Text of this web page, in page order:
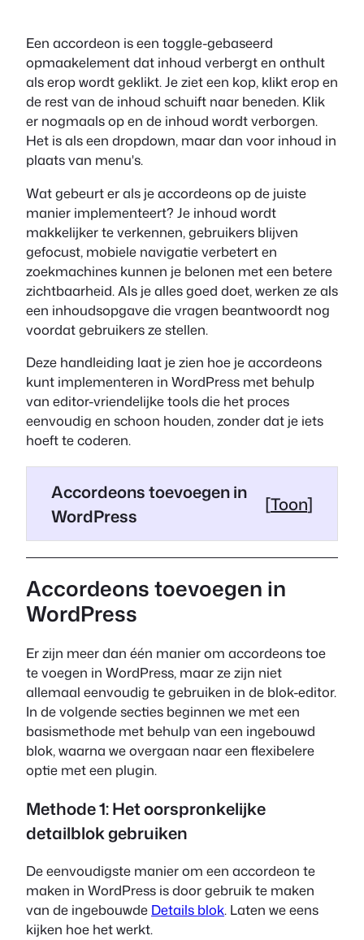
Een accordeon is een toggle-gebaseerd
opmaakelement dat inhoud verbergt en onthult
als erop wordt geklikt. Je ziet een kop, klikt erop en
de rest van de inhoud schuift naar beneden. Klik
er nogmaals op en de inhoud wordt verborgen.
Het is als een dropdown, maar dan voor inhoud in
plaats van menu's.
Wat gebeurt er als je accordeons op de juiste
manier implementeert? Je inhoud wordt
makkelijker te verkennen, gebruikers blijven
gefocust, mobiele navigatie verbetert en
zoekmachines kunnen je belonen met een betere
zichtbaarheid. Als je alles goed doet, werken ze als
een inhoudsopgave die vragen beantwoordt nog
voordat gebruikers ze stellen.
Deze handleiding laat je zien hoe je accordeons
kunt implementeren in WordPress met behulp
van editor-vriendelijke tools die het proces
eenvoudig en schoon houden, zonder dat je iets
hoeft te coderen.
Accordeons toevoegen in
WordPress
[Toon]
Accordeons toevoegen in
WordPress
Er zijn meer dan één manier om accordeons toe
te voegen in WordPress, maar ze zijn niet
allemaal eenvoudig te gebruiken in de blok-editor.
In de volgende secties beginnen we met een
basismethode met behulp van een ingebouwd
blok, waarna we overgaan naar een flexibelere
optie met een plugin.
Methode 1: Het oorspronkelijke
detailblok gebruiken
De eenvoudigste manier om een accordeon te
maken in WordPress is door gebruik te maken
van de ingebouwde Details blok. Laten we eens
kijken hoe het werkt.